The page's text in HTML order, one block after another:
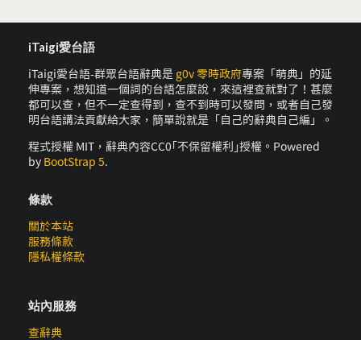
iTaigi愛台語
iTaigi愛台語-群眾台語辭典是 g0v 零時政府專案「萌典」的延
伸專案，想知道一個詞的台語怎麼說，來這裡查就對了！甚麼
都可以查，但不一定查得到，查不到時可以發問，或者自己發
明台語講法貢獻給大家，簡單說就是「自己的辭典自己編」。
程式授權 MIT，辭典內容CC0｢不保留權利｣授權。Powered
by BootStrap 5.
條款
關於本站
服務條款
隱私權條款
站內服務
查辭典